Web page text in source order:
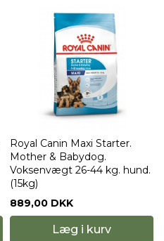
Royal Canin Maxi Starter.
Mother & Babydog.
Voksenvægt 26-44 kg. hund.
(15kg)
889,00 DKK
Læg i kurv